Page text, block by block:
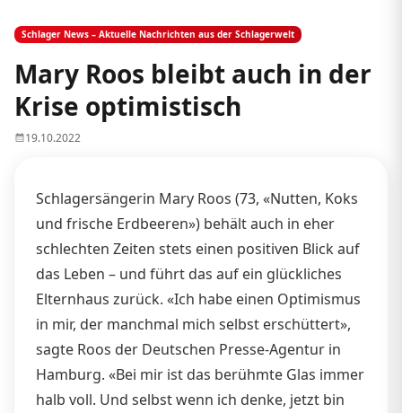
Schlager News – Aktuelle Nachrichten aus der Schlagerwelt
Mary Roos bleibt auch in der
Krise optimistisch
19.10.2022
Schlagersängerin Mary Roos (73, «Nutten, Koks
und frische Erdbeeren») behält auch in eher
schlechten Zeiten stets einen positiven Blick auf
das Leben – und führt das auf ein glückliches
Elternhaus zurück. «Ich habe einen Optimismus
in mir, der manchmal mich selbst erschüttert»,
sagte Roos der Deutschen Presse-Agentur in
Hamburg. «Bei mir ist das berühmte Glas immer
halb voll. Und selbst wenn ich denke, jetzt bin